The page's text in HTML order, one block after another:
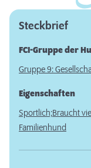
Steckbrief
FCI-Gruppe der
Gruppe 9:
Eigenschaften
Sportlich;Braucht
Familienhund